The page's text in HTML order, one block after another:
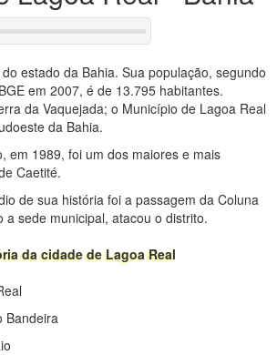
estado da Bahia. Sua população, segundo
em 2007, é de 13.795 habitantes.
da Vaquejada; o Município de Lagoa Real
da Bahia.
em 1989, foi um dos maiores e mais
Caetité.
de sua história foi a passagem da Coluna
a sede municipal, atacou o distrito.
da cidade de Lagoa Real
Bandeira